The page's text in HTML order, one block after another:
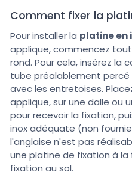
Comment fixer la
Pour installer la platine en
applique, commencez
rond. Pour cela, insérez la
tube préalablement percé
avec les entretoises.
applique, sur une dalle ou
pour recevoir la fixation,
inox adéquate (non
l'anglaise n'est pas
une platine de fixation à la
fixation au sol.